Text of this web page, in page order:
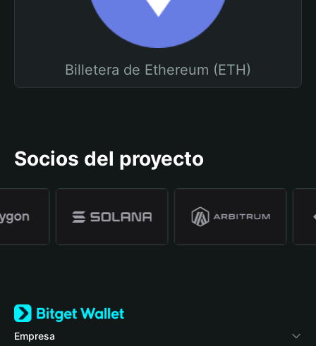
Billetera de Ethereum (ETH)
Socios del proyecto
Empresa